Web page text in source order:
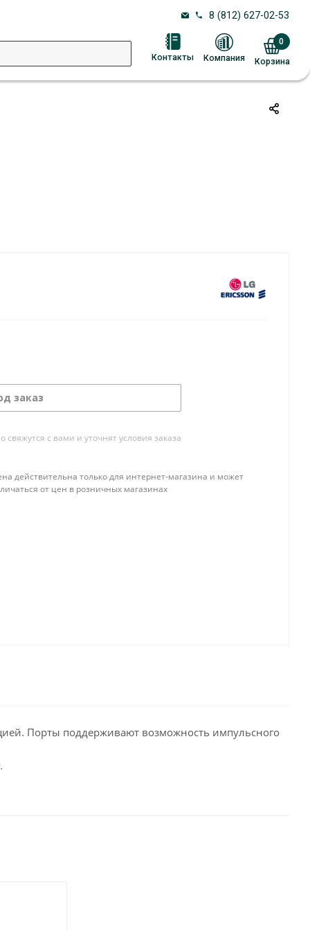
8 (812) 627-02-53
Контакты Компания Корзина
0
заказ
с вами и уточнят условия заказа
действительна только для интернет-магазина и может
от цен в розничных магазинах
Порты поддерживают возможность импульсного